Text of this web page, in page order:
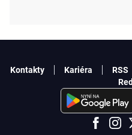
Kontakty Kariéra RSS